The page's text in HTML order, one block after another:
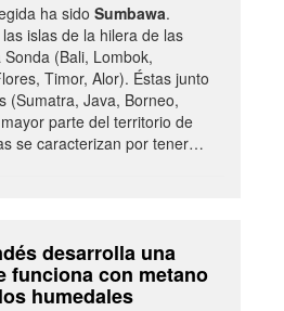
ha sido Sumbawa.
islas de la hilera de las
(Bali, Lombok,
Timor, Alor). Éstas junto
(Sumatra, Java, Borneo,
parte del territorio de
se caracterizan por tener…
desarrolla una
funciona con metano
humedales